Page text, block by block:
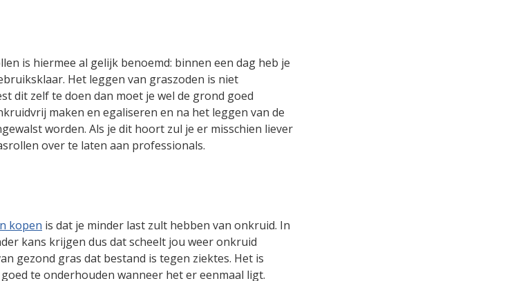
is hiermee al gelijk benoemd: binnen een dag heb je
Het leggen van graszoden is niet
dit zelf te doen dan moet je wel de grond goed
maken en egaliseren en na het leggen van de
worden. Als je dit hoort zul je er misschien liever
over te laten aan professionals.
kopen is dat je minder last zult hebben van onkruid. In
kans krijgen dus dat scheelt jou weer onkruid
gezond gras dat bestand is tegen ziektes. Het is
te onderhouden wanneer het er eenmaal ligt.